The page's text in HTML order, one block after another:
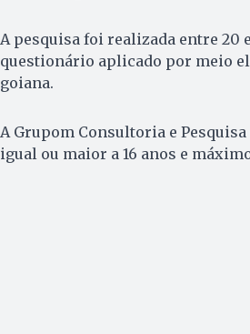
A pesquisa foi realizada entre 20
questionário aplicado por meio
goiana.
A Grupom Consultoria e
igual ou maior a 16 anos e